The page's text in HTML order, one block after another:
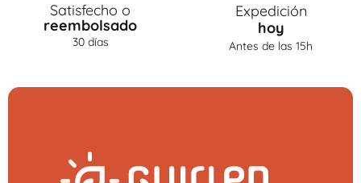
Satisfecho o
reembolsado
30 días
Expedición
hoy
Antes de las 15h